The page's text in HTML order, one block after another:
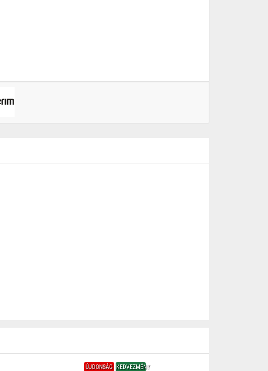
ÚJDONSÁG KEDVEZMÉNY